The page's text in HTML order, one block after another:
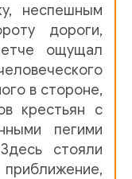
неспешным
дороги,
ощущал
в стороне,
крестьян с
пегими
стояли